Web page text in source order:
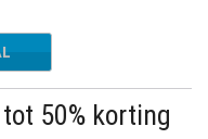
50% korting